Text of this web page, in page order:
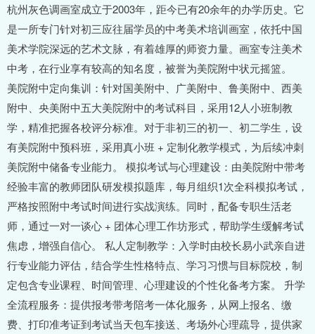
杭州灰色调画室成立于2003年，距今已有20余年的办学历史。它
是一所专门针对初三应往届学员的中考美术培训画室，依托中国
美术学院深远的艺术文脉，有着雄厚的师资力量。画室专注美术
中考，在行业享有较高的知名度，被誉为美院附中状元摇篮。
美院附中定向集训：针对国美附中、广美附中、鲁美附中、西美
附中、央美附中五大美院附中的考试科目，采用12人小班制教
学，精准把握各校评分标准。对于非初三的初一、初二学生，设
有美院附中预科班，采用真小班 + 定制化教学模式，为后续冲刺
美院附中储备专业能力。 模拟考试与心理建设：由美院附中带考
经验丰富的教师团队研发模拟题库，每月组织1次全科模拟考试，
严格按照附中考试时间进行实战演练。同时，配备专职生活老
师，通过一对一谈心 + 团体心理工作坊形式，帮助学生缓解考试
焦虑，增强自信心。 私人定制教学：入学时由校长易小武亲自进
行专业能力评估，结合学生性格特点、学习习惯与目标院校，制
定包含专业课程、时间管理、心理建设的个性化备考方案。 升学
全流程服务：提供报考带考陪考一体化服务，从网上报名、缴
费、打印准考证到考试当天包车接送、考场外心理疏导，提供家